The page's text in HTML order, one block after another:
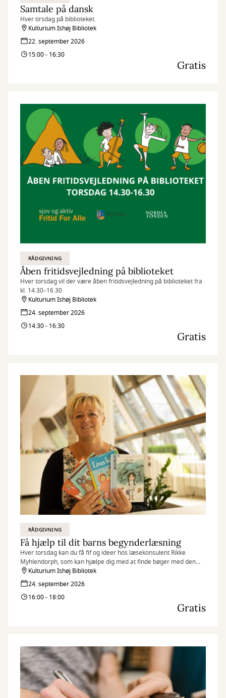
Samtale på dansk
Hver tirsdag på biblioteket.
Kulturium Ishøj Bibliotek
22. september 2026
15:00 - 16:30
Gratis
RÅDGIVNING
Åben fritidsvejledning på biblioteket
Hver torsdag vil der være åben fritidsvejledning på biblioteket fra
kl. 14.30–16.30.
Kulturium Ishøj Bibliotek
24. september 2026
14:30 - 16:30
Gratis
RÅDGIVNING
Få hjælp til dit barns begynderlæsning
Hver torsdag kan du få fif og ideer hos læsekonsulent Rikke
Myhlendorph, som kan hjælpe dig med at finde bøger med den
helt rigtige sværhedsgrad til dit barn.
Kulturium Ishøj Bibliotek
24. september 2026
16:00 - 18:00
Gratis